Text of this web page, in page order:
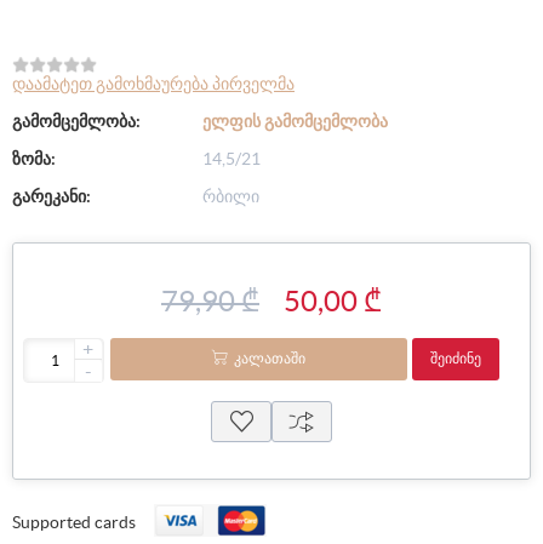
დაამატეთ გამოხმაურება პირველმა
გამომცემლობა:
ᲔᲚᲤᲘᲡ ᲒᲐᲛᲝᲛᲪᲔᲛᲚᲝᲑᲐ
ზომა:
14,5/21
გარეკანი:
რბილი
79,90 ₾ 50,00 ₾
+
-
ᲙᲐᲚᲐᲗᲐᲨᲘ ᲨᲔᲘᲫᲘᲜᲔ
Supported cards